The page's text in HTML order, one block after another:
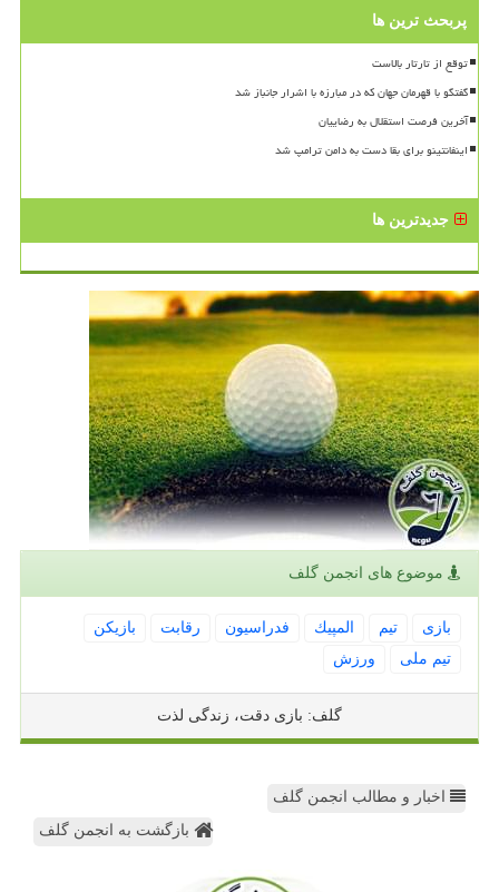
پربحث ترین ها
توقع از تارتار بالاست
گفتگو با قهرمان جهان که در مبارزه با اشرار جانباز شد
آخرین فرصت استقلال به رضاییان
اینفانتینو برای بقا دست به دامن ترامپ شد
جدیدترین ها
موضوع های انجمن گلف
بازی تیم المپیك فدراسیون رقابت
بازیكن
تیم ملی
ورزش
گلف: بازی دقت، زندگی لذت
اخبار و مطالب انجمن گلف
بازگشت به انجمن گلف